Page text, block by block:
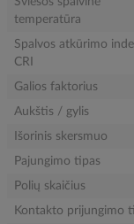
temperatūra
Spalvos atkūrimo
CRI
Galios faktorius
Aukštis / gylis
Išorinis skersmuo
Pajungimo tipas
Polių skaičius
Kontakto prijungimo